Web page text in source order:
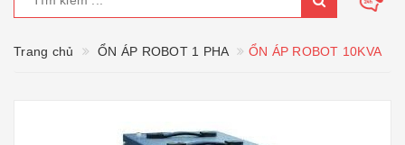
Trang chủ ỔN ÁP ROBOT 1 PHA ỔN ÁP ROBOT 10KVA